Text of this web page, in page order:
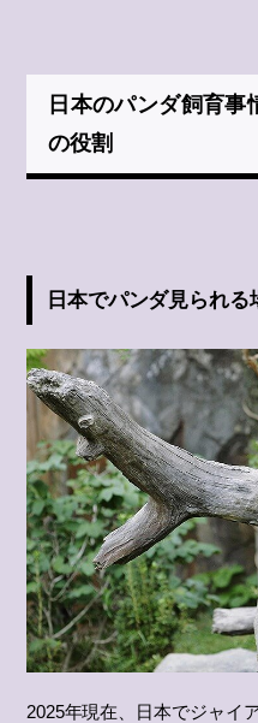
日本のパンダ飼育事
の役割
日本でパンダ見られる
2025年現在、日本でジャイ